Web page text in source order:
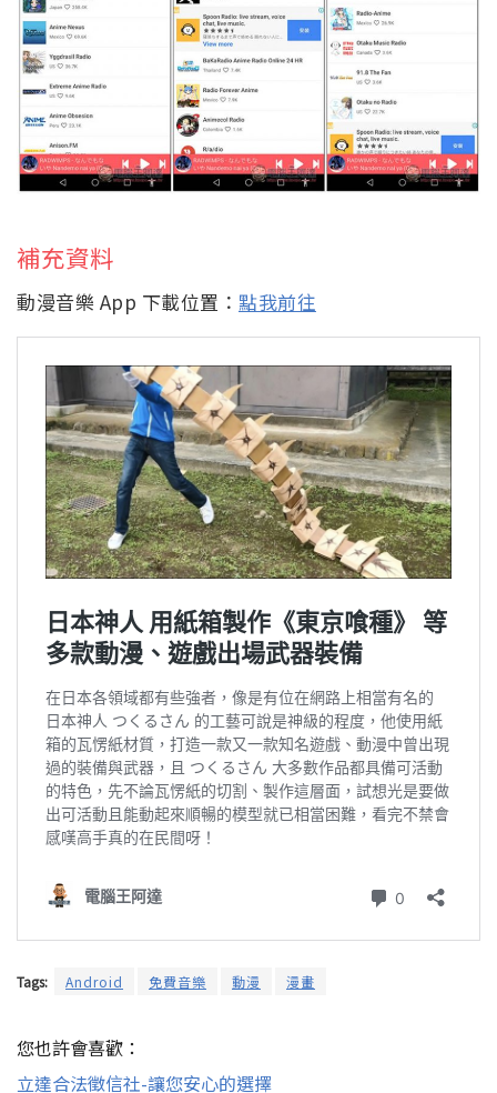
補充資料
動漫音樂 App 下載位置： 點我前往
Tags: Android 免費音樂 動漫 漫畫
您也許會喜歡：
立達合法徵信社-讓您安心的選擇